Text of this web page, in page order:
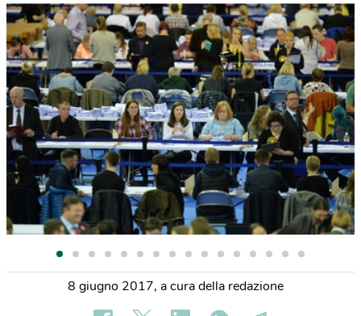
8 giugno 2017, a cura della redazione